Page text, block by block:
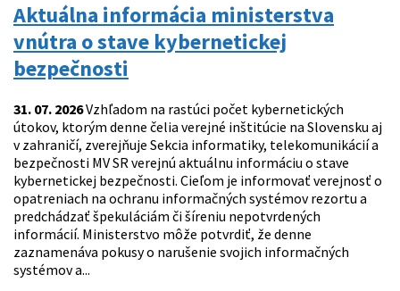
Aktuálna informácia ministerstva
vnútra o stave kybernetickej
bezpečnosti
31. 07. 2026Vzhľadom na rastúci počet kybernetických
útokov, ktorým denne čelia verejné inštitúcie na Slovensku aj
v zahraničí, zverejňuje Sekcia informatiky, telekomunikácií a
bezpečnosti MV SR verejnú aktuálnu informáciu o stave
kybernetickej bezpečnosti. Cieľom je informovať verejnosť o
opatreniach na ochranu informačných systémov rezortu a
predchádzať špekuláciám či šíreniu nepotvrdených
informácií. Ministerstvo môže potvrdiť, že denne
zaznamenáva pokusy o narušenie svojich informačných
systémov a...